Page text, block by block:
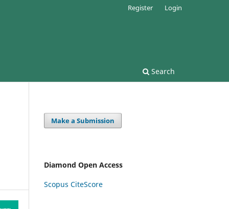
Search
Register Login
Make a Submission
Diamond Open Access
Scopus CiteScore